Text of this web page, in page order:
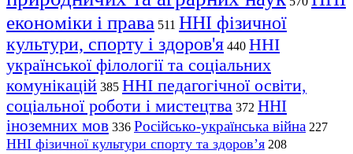
економіки і права 511 ННІ фізичної
культури, спорту і здоров'я 440 ННІ
української філології та соціальних
комунікацій 385 ННІ педагогічної освіти,
соціальної роботи і мистецтва 372 ННІ
іноземних мов 336 Російсько-українська війна 227
ННІ фізичної культури спорту та здоров’я 208